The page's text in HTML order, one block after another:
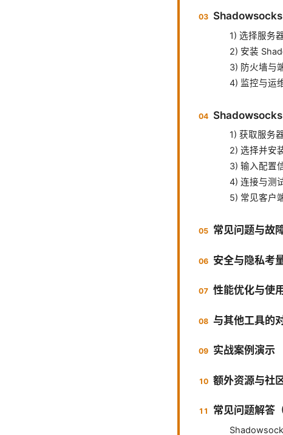
Shadowsocks
1) 选择服务
2) 安装
3) 防火墙与
4) 监控与运
Shadowsocks
1) 获取服务
2) 选择并安
3) 输入配置
4) 连接与测
5) 常见客户
常见问题与故
安全与隐私考
性能优化与使
与其他工具的
实战案例演示
额外资源与社
常见问题解答（